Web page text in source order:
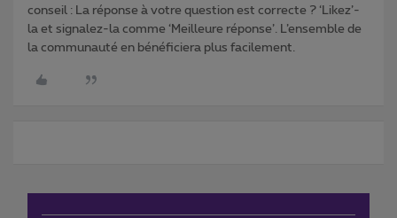
conseil : La réponse à votre question est correcte ? ‘Likez’-
la et signalez-la comme ‘Meilleure réponse’. L’ensemble de
la communauté en bénéficiera plus facilement.